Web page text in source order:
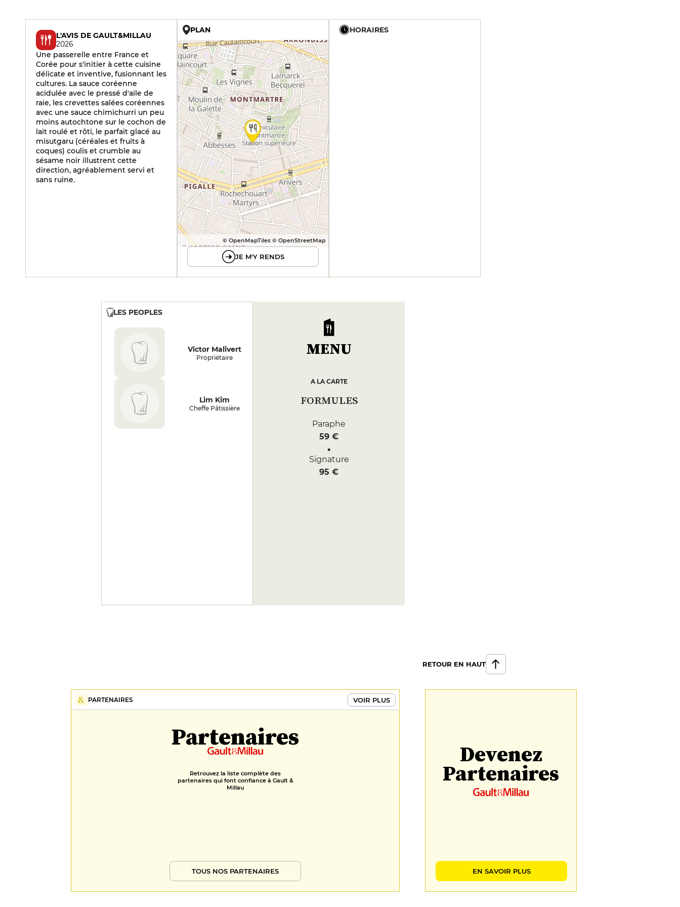
L'AVIS DE GAULT&MILLAU
2026
Une passerelle entre France et
Corée pour s'initier à cette cuisine
délicate et inventive, fusionnant les
cultures. La sauce coréenne
acidulée avec le pressé d'aile de
raie, les crevettes salées coréennes
avec une sauce chimichurri un peu
moins autochtone sur le cochon de
lait roulé et rôti, le parfait glacé au
misutgaru (céréales et fruits à
coques) coulis et crumble au
sésame noir illustrent cette
direction, agréablement servi et
sans ruine.
PLAN
© OpenMapTiles © OpenStreetMap
JE M'Y RENDS
HORAIRES
LES PEOPLES
Victor Malivert
Propriétaire
Lim Kim
Cheffe Pâtissière
MENU
A LA CARTE
FORMULES
Paraphe
59 €
Signature
95 €
RETOUR EN HAUT
PARTENAIRES VOIR PLUS
Partenaires
Retrouvez la liste complète des
partenaires qui font confiance à Gault &
Millau
TOUS NOS PARTENAIRES
Devenez
Partenaires
EN SAVOIR PLUS